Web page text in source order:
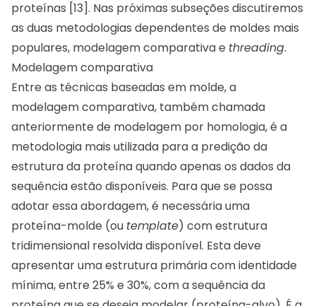
proteínas [13]. Nas próximas subseções discutiremos
as duas metodologias dependentes de moldes mais
populares, modelagem comparativa e threading.
Modelagem comparativa
Entre as técnicas baseadas em molde, a
modelagem comparativa, também chamada
anteriormente de modelagem por homologia, é a
metodologia mais utilizada para a predição da
estrutura da proteína quando apenas os dados da
sequência estão disponíveis. Para que se possa
adotar essa abordagem, é necessária uma
proteína-molde (ou template) com estrutura
tridimensional resolvida disponível. Esta deve
apresentar uma estrutura primária com identidade
mínima, entre 25% e 30%, com a sequência da